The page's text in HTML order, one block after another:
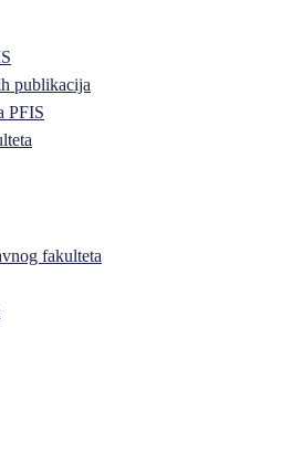
publikacija
PFIS
fakulteta